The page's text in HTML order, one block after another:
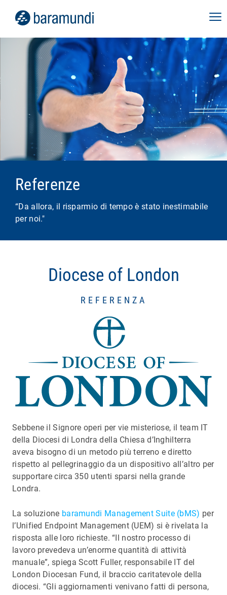
Referenze
“Da allora, il risparmio di tempo è stato inestimabile
per noi."
Diocese of London
REFERENZA
Sebbene il Signore operi per vie misteriose, il team IT
della Diocesi di Londra della Chiesa d’Inghilterra
aveva bisogno di un metodo più terreno e diretto
rispetto al pellegrinaggio da un dispositivo all’altro per
supportare circa 350 utenti sparsi nella grande
Londra.
La soluzione baramundi Management Suite (bMS) per
l’Unified Endpoint Management (UEM) si è rivelata la
risposta alle loro richieste. “Il nostro processo di
lavoro prevedeva un’enorme quantità di attività
manuale”, spiega Scott Fuller, responsabile IT del
London Diocesan Fund, il braccio caritatevole della
diocesi. “Gli aggiornamenti venivano fatti di persona,